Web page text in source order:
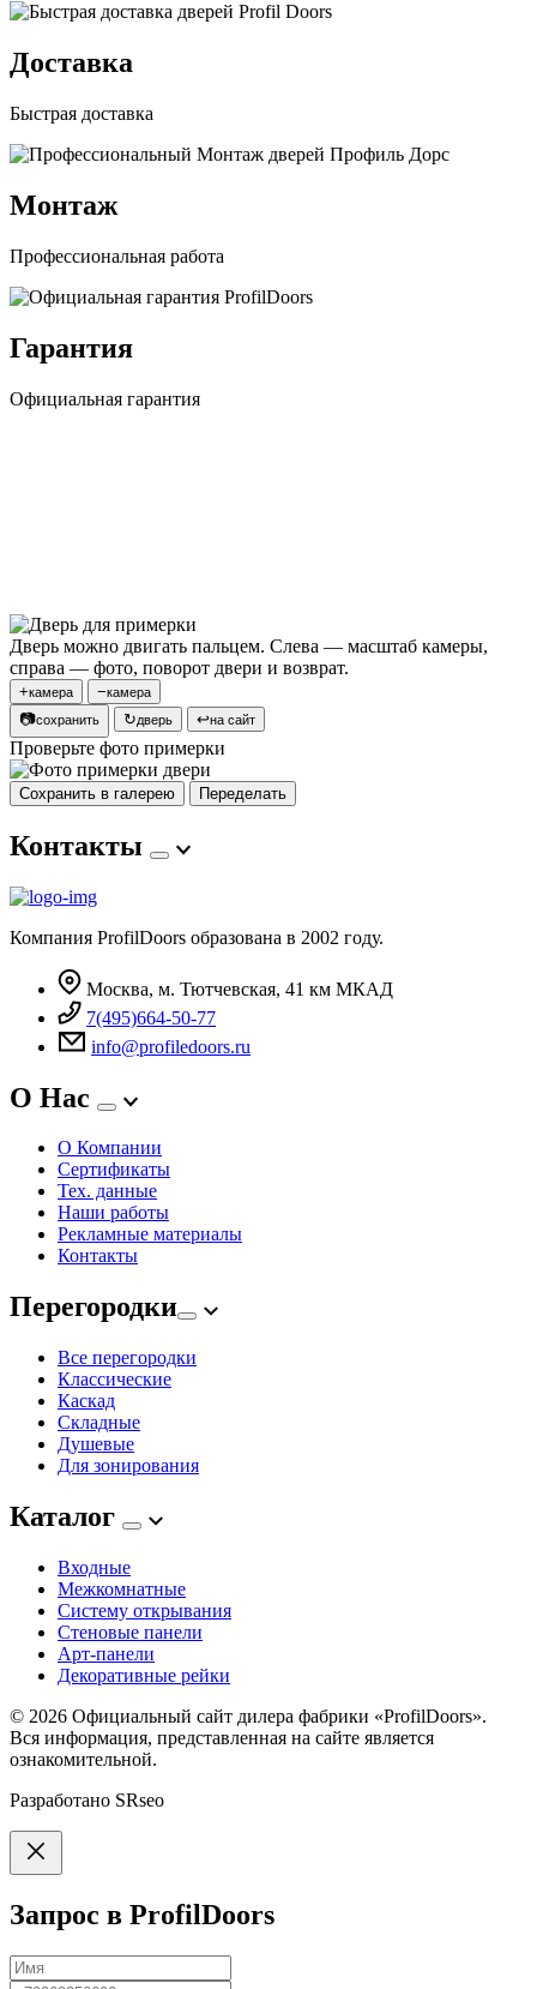
Доставка
Быстрая доставка
Монтаж
Профессиональная работа
Гарантия
Официальная гарантия
Дверь можно двигать пальцем. Слева — масштаб камеры,
справа — фото, поворот двери и возврат.
+камера −камера
📷сохранить ↻дверь ↩на сайт
Проверьте фото примерки
Сохранить в галерею Переделать
Контакты
Компания ProfilDoors образована в 2002 году.
Москва, м. Тютчевская, 41 км МКАД
7(495)664-50-77
info@profiledoors.ru
О Нас
О Компании
Сертификаты
Тех. данные
Наши работы
Рекламные материалы
Контакты
Перегородки
Все перегородки
Классические
Каскад
Складные
Душевые
Для зонирования
Каталог
Входные
Межкомнатные
Систему открывания
Стеновые панели
Арт-панели
Декоративные рейки
© 2026 Официальный сайт дилера фабрики «ProfilDoors».
Вся информация, представленная на сайте является
ознакомительной.
Разработано SRseo
Запрос в ProfilDoors